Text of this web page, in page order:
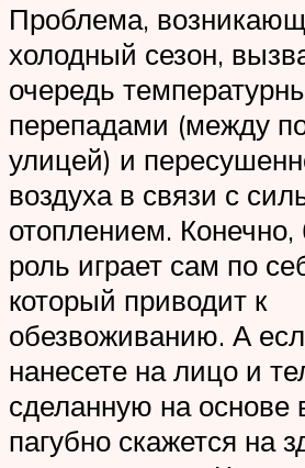
Проблема,
холодный сезон,
очередь
перепадами (между
улицей) и
воздуха в связи с
отоплением.
роль играет сам по
который приводит к
обезвоживанию. А
нанесете на лицо и
сделанную на основе
пагубно скажется на